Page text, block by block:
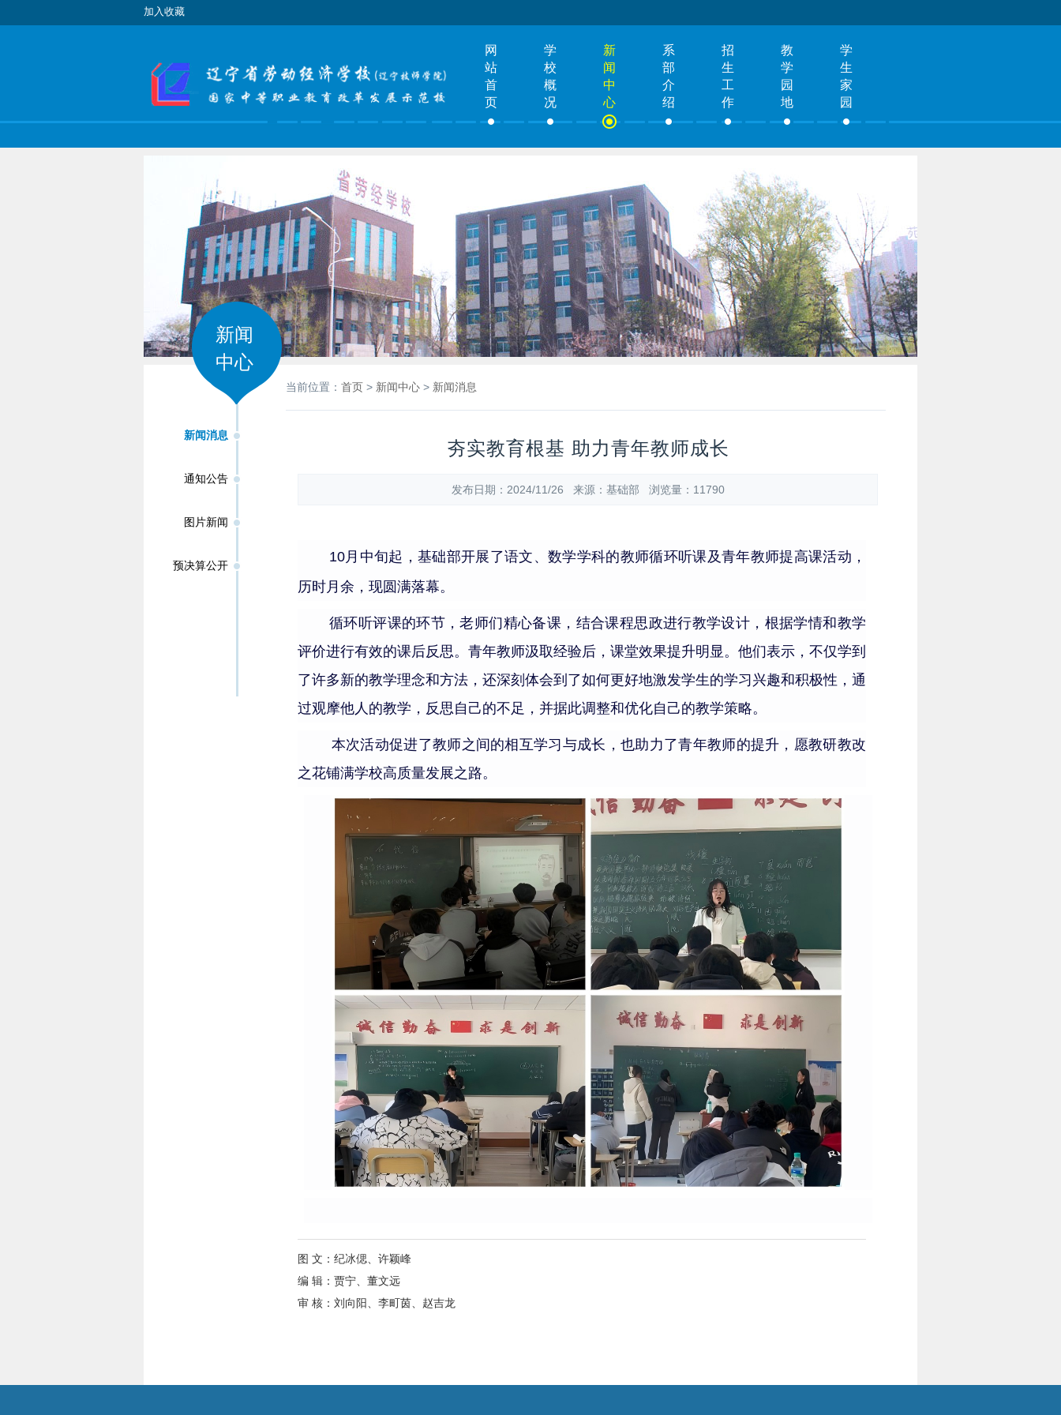
加入收藏
网
站
首
页
学
校
概
况
新
闻
中
心
系
部
介
绍
招
生
工
作
教
学
园
地
学
生
家
园
题
新闻
中心
新闻消息
通知公告
图片新闻
预决算公开
当前位置： 首页 > 新闻中心 > 新闻消息
夯实教育根基 助力青年教师成长
发布日期：2024/11/26 来源：基础部 浏览量： 11790
10月中旬起 ，基础部开展了语文、数学学科的教师循环听课及青年教师提高课活动，
历时月余，现圆满落幕。
循环听评课的环节，老师们精心备课，结合课程思政进行教学设计，根据学情和教学
评价进行有效的课后反思。 青年教师汲取经验后 ，课堂效果提升明显。 他们表示，不仅学到
了许多新的教学理念和方法，还深刻体会到了如何更好地激发学生的学习兴趣和积极性 ， 通
过观摩他人的教学，反思自己的不足，并据此调整和优化自己的教学策略。
本次活动促进了教师之间的相互学习与成长，也助力了青年教师的提升 ，愿教研教改
之花铺满学校高质量发展之路。
图 文：纪冰偲、许颖峰
编 辑：贾宁、董文远
审 核：刘向阳、李町茵、赵吉龙